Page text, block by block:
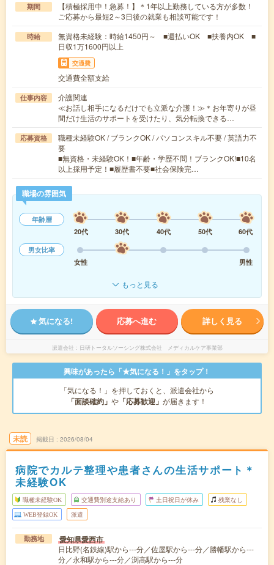
期間
【積極採用中！急募！】＊1年以上勤務している方が多数！
ご応募から最短2～3日後の就業も相談可能です！
時給
無資格未経験：時給1450円～ ■週払いOK ■扶養内OK ■
日収1万1600円以上
交通費
交通費全額支給
仕事内容
介護関連
≪お話し相手になるだけでも立派な介護！≫＊お年寄りが昼
間だけ生活のサポートを受けたり、気分転換できる…
応募資格
職種未経験OK / ブランクOK / パソコンスキル不要 / 英語力不
要
■無資格・未経験OK！■年齢・学歴不問！ブランクOK!■10名
以上採用予定！■履歴書不要■社会保険完…
職場の雰囲気
年齢層
20代
30代 40代 50代
60代
男女比率
女性
男性
もっと見る
気になる! 応募へ進む 詳しく見る
派遣会社 日研トータルソーシング株式会社 メディカルケア事業部
興味があったら「★気になる！」をタップ！
「気になる！」を押しておくと、派遣会社から
「面談確約」 や 「応募歓迎」 が届きます！
未読 掲載日 2026/08/04
病院でカルテ整理や患者さんの生活サポート＊
未経験OK
職種未経験OK 交通費別途支給あり 土日祝日が休み 残業なし
WEB登録OK 派遣
勤務地 愛知県愛西市
日比野(名鉄線)駅から---分／佐屋駅から---分／勝幡駅から---
分／永和駅から---分／渕高駅から---分